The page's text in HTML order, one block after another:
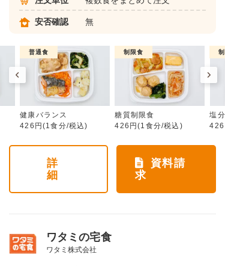
安否確認 無
普通食
健康バランス
426円(1食分/税込)
制限食
糖質制限食
426円(1食分/税込)
塩
詳
細
資料請
求
ワタミの宅食
ワタミ株式会社